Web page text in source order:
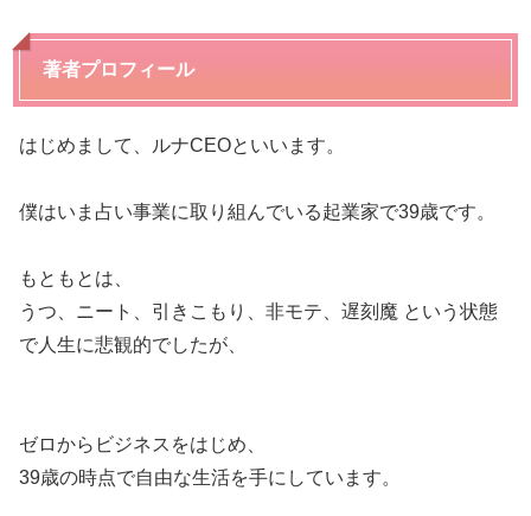
著者プロフィール
はじめまして、ルナCEOといいます。
僕はいま占い事業に取り組んでいる起業家で39歳です。
もともとは、
うつ、ニート、引きこもり、非モテ、遅刻魔 という状態
で人生に悲観的でしたが、
ゼロからビジネスをはじめ、
39歳の時点で自由な生活を手にしています。